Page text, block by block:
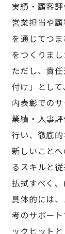
実績・顧客
営業担当や
を通じてつ
をつくりまし
ただし、責
付け」とし
内表彰での
業績・人事
行い、徹底
新しいこと
るスキルと
払拭すべく
具体的には
考のサポー
ックヒット